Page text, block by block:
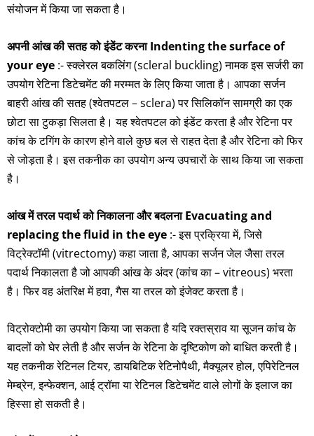
संयोजन में किया जा सकता है।
अपनी आंख की सतह को इंडेंट करना Indenting the surface of
your eye :- स्क्लेरल बकलिंग (scleral buckling) नामक इस सर्जरी का
उपयोग रेटिना डिटेचमेंट की मरम्मत के लिए किया जाता है। आपका सर्जन
बाहरी आंख की सतह (श्वेतपटल – sclera) पर सिलिकॉन सामग्री का एक
छोटा सा टुकड़ा सिलता है। यह श्वेतपटल को इंडेंट करता है और रेटिना पर
कांच के टगिंग के कारण होने वाले कुछ बल से राहत देता है और रेटिना को फिर
से जोड़ता है। इस तकनीक का उपयोग अन्य उपचारों के साथ किया जा सकता
है।
आंख में तरल पदार्थ को निकालना और बदलना Evacuating and
replacing the fluid in the eye :- इस प्रक्रिया में, जिसे
विट्रेक्टॉमी (vitrectomy) कहा जाता है, आपका सर्जन जेल जैसा तरल
पदार्थ निकालता है जो आपकी आंख के अंदर (कांच का – vitreous) भरता
है। फिर वह अंतरिक्ष में हवा, गैस या तरल को इंजेक्ट करता है।
विट्रोक्टोमी का उपयोग किया जा सकता है यदि रक्तस्राव या सूजन कांच के
बादलों को घेर लेती है और सर्जन के रेटिना के दृष्टिकोण को बाधित करती है।
यह तकनीक रेटिनल टियर, डायबिटिक रेटिनोपैथी, मैक्यूलर होल, एपिरेटिनल
मेम्ब्रेन, इन्फेक्शन, आई ट्रॉमा या रेटिनल डिटेचमेंट वाले लोगों के इलाज का
हिस्सा हो सकती है।